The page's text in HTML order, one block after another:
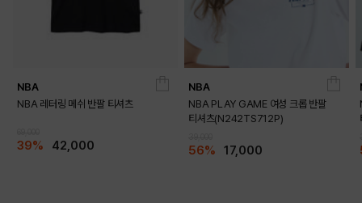
NBA
NBA 레터링 메쉬 반팔 티셔츠
39% 42,000
NBA
NBA PLAY GAME 여성 크롭 반팔
티셔츠(N242TS712P)
56% 17,000